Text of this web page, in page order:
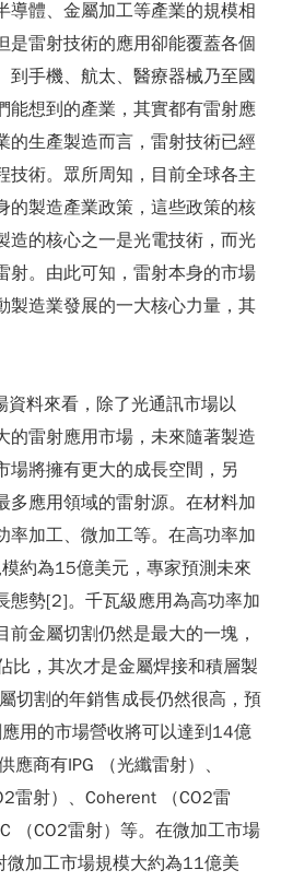
導體、金屬加工等產業的規模相
是雷射技術的應用卻能覆蓋各個
到手機、航太、醫療器械乃至國
能想到的產業，其實都有雷射應
的生產製造而言，雷射技術已經
技術。眾所周知，目前全球各主
的製造產業政策，這些政策的核
造的核心之一是光電技術，而光
射。由此可知，雷射本身的市場
製造業發展的一大核心力量，其
料來看，除了光通訊市場以
的雷射應用市場，未來隨著製造
場將擁有更大的成長空間，另
多應用領域的雷射源。在材料加
率加工、微加工等。在高功率加
約為15億美元，專家預測未來
態勢[2]。千瓦級應用為高功率加
金屬切割仍然是最大的一塊，
比，其次才是金屬焊接和積層製
切割的年銷售成長仍然很高，預
用的市場營收將可以達到14億
商有IPG （光纖雷射）、
雷射）、Coherent （CO2雷
（CO2雷射）等。在微加工市場
加工市場規模大約為11億美